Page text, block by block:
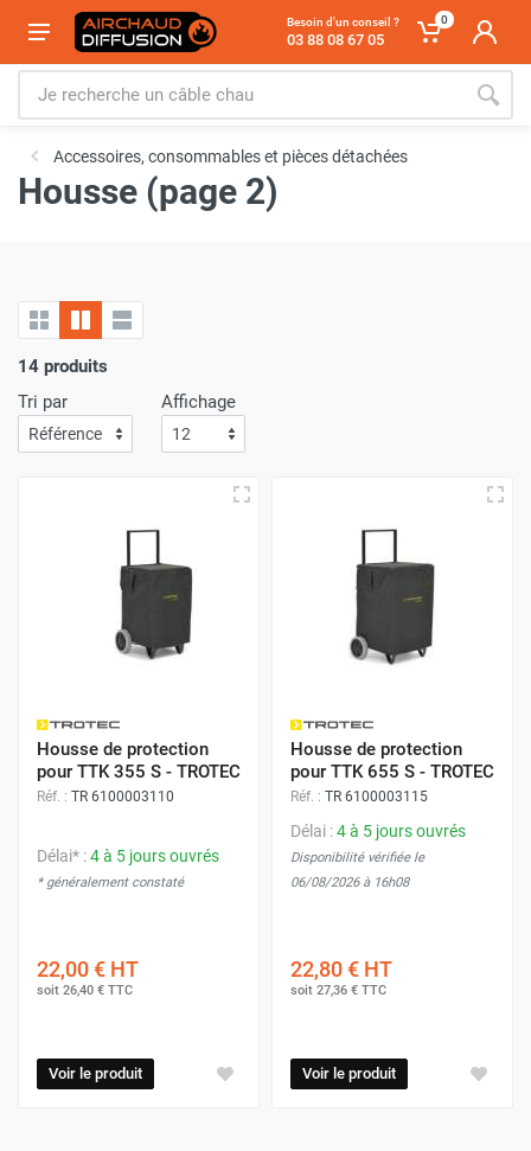
Besoin d'un conseil ?
03 88 08 67 05
0
Accessoires, consommables et pièces détachées
Housse (page 2)
14 produits
Tri par
Affichage
Housse de protection
pour TTK 355 S - TROTEC
Réf. : TR 6100003110
Délai* :4 à 5 jours ouvrés
* généralement constaté
22,00 € HT
soit 26,40 € TTC
Voir le produit
Housse de protection
pour TTK 655 S - TROTEC
Réf. : TR 6100003115
Délai :4 à 5 jours ouvrés
Disponibilité vérifiée le
06/08/2026 à 16h08
22,80 € HT
soit 27,36 € TTC
Voir le produit